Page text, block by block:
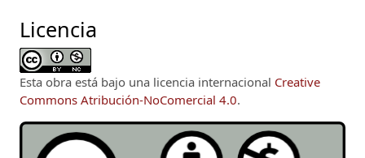
Licencia
Esta obra está bajo una licencia internacional Creative
Commons Atribución-NoComercial 4.0.